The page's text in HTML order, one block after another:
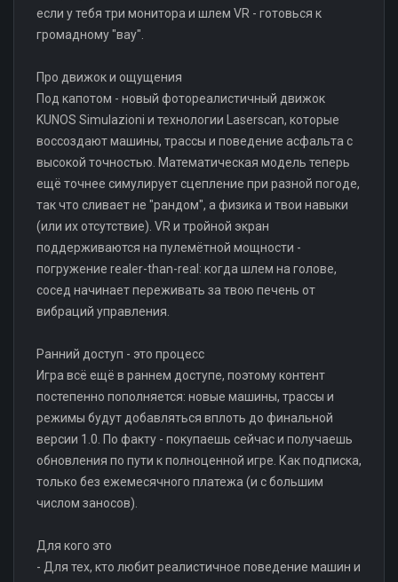
если у тебя три монитора и шлем VR - готовься к
громадному "вау".
Про движок и ощущения
Под капотом - новый фотореалистичный движок
KUNOS Simulazioni и технологии Laserscan, которые
воссоздают машины, трассы и поведение асфальта с
высокой точностью. Математическая модель теперь
ещё точнее симулирует сцепление при разной погоде,
так что сливает не "рандом", а физика и твои навыки
(или их отсутствие). VR и тройной экран
поддерживаются на пулемётной мощности -
погружение realer-than-real: когда шлем на голове,
сосед начинает переживать за твою печень от
вибраций управления.
Ранний доступ - это процесс
Игра всё ещё в раннем доступе, поэтому контент
постепенно пополняется: новые машины, трассы и
режимы будут добавляться вплоть до финальной
версии 1.0. По факту - покупаешь сейчас и получаешь
обновления по пути к полноценной игре. Как подписка,
только без ежемесячного платежа (и с большим
числом заносов).
Для кого это
- Для тех, кто любит реалистичное поведение машин и